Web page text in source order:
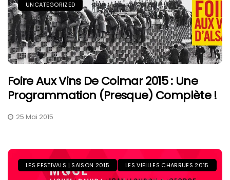
UNCATEGORIZED
Foire Aux Vins De Colmar 2015 : Une
Programmation (presque) Complète !
25 Mai 2015
LES FESTIVALS | SAISON 2015 LES VIEILLES CHARRUES 2015